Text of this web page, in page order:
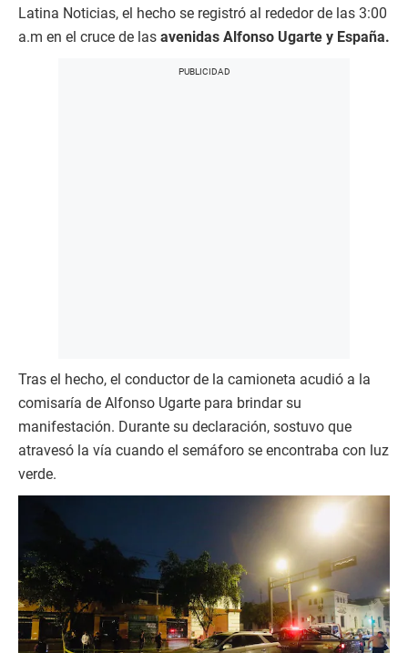
Latina Noticias, el hecho se registró al rededor de las 3:00
a.m en el cruce de las avenidas Alfonso Ugarte y España.
Tras el hecho, el conductor de la camioneta acudió a la
comisaría de Alfonso Ugarte para brindar su
manifestación. Durante su declaración, sostuvo que
atravesó la vía cuando el semáforo se encontraba con luz
verde.